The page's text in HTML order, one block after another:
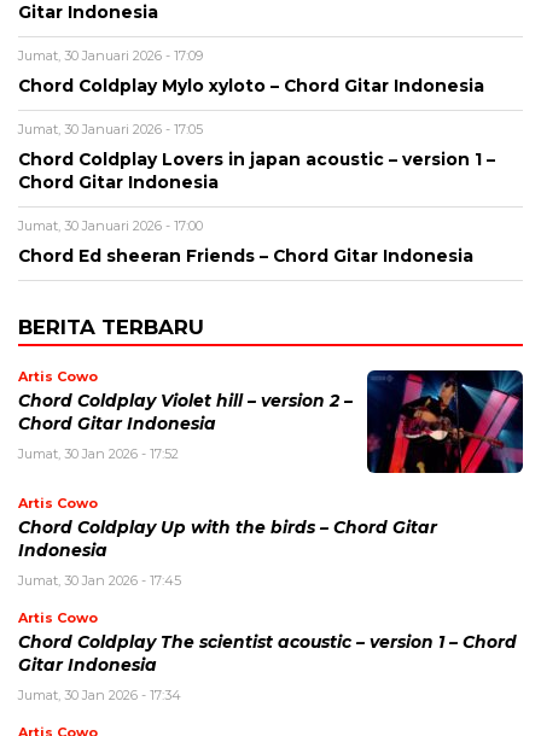
Gitar Indonesia
Jumat, 30 Januari 2026 - 17:09
Chord Coldplay Mylo xyloto – Chord Gitar Indonesia
Jumat, 30 Januari 2026 - 17:05
Chord Coldplay Lovers in japan acoustic – version 1 –
Chord Gitar Indonesia
Jumat, 30 Januari 2026 - 17:00
Chord Ed sheeran Friends – Chord Gitar Indonesia
BERITA TERBARU
Artis Cowo
Chord Coldplay Violet hill – version 2 –
Chord Gitar Indonesia
Jumat, 30 Jan 2026 - 17:52
Artis Cowo
Chord Coldplay Up with the birds – Chord Gitar
Indonesia
Jumat, 30 Jan 2026 - 17:45
Artis Cowo
Chord Coldplay The scientist acoustic – version 1 – Chord
Gitar Indonesia
Jumat, 30 Jan 2026 - 17:34
Artis Cowo